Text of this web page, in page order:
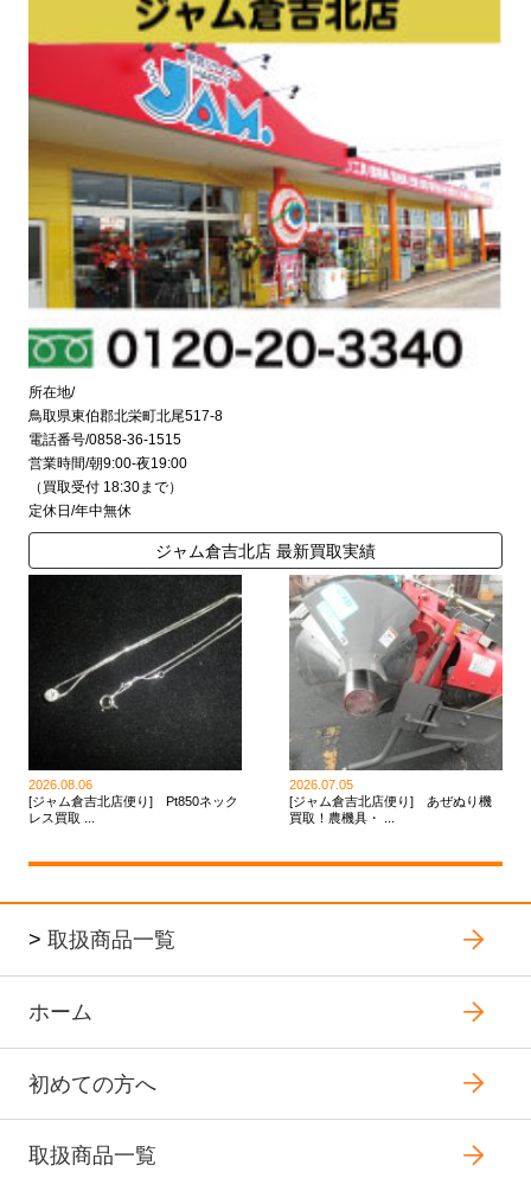
所在地/
鳥取県東伯郡北栄町北尾517-8
電話番号/0858-36-1515
営業時間/朝9:00-夜19:00
（買取受付 18:30まで）
定休日/年中無休
ジャム倉吉北店 最新買取実績
2026.08.06
[ジャム倉吉北店便り] Pt850ネック
レス買取 ...
2026.07.05
[ジャム倉吉北店便り] あぜぬり機
買取！農機具・ ...
> 取扱商品一覧
ホーム
初めての方へ
取扱商品一覧